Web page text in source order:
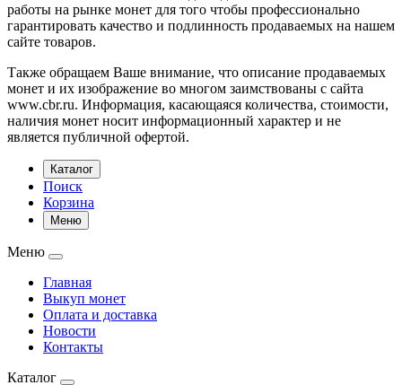
работы на рынке монет для того чтобы профессионально
гарантировать качество и подлинность продаваемых на нашем
сайте товаров.
Также обращаем Ваше внимание, что описание продаваемых
монет и их изображение во многом заимствованы с сайта
www.cbr.ru. Информация, касающаяся количества, стоимости,
наличия монет носит информационный характер и не
является публичной офертой.
Каталог
Поиск
Корзина
Меню
Меню
Главная
Выкуп монет
Оплата и доставка
Новости
Контакты
Каталог